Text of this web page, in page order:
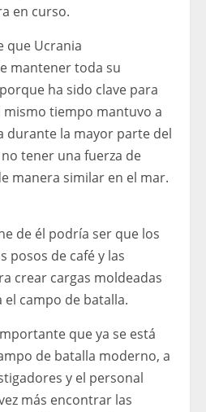
en curso.
que Ucrania
mantener toda su
ha sido clave para
mismo tiempo mantuvo a
durante la mayor parte del
tener una fuerza de
manera similar en el mar.
de él podría ser que los
posos de café y las
crear cargas moldeadas
campo de batalla.
que ya se está
de batalla moderno, a
y el personal
más encontrar las